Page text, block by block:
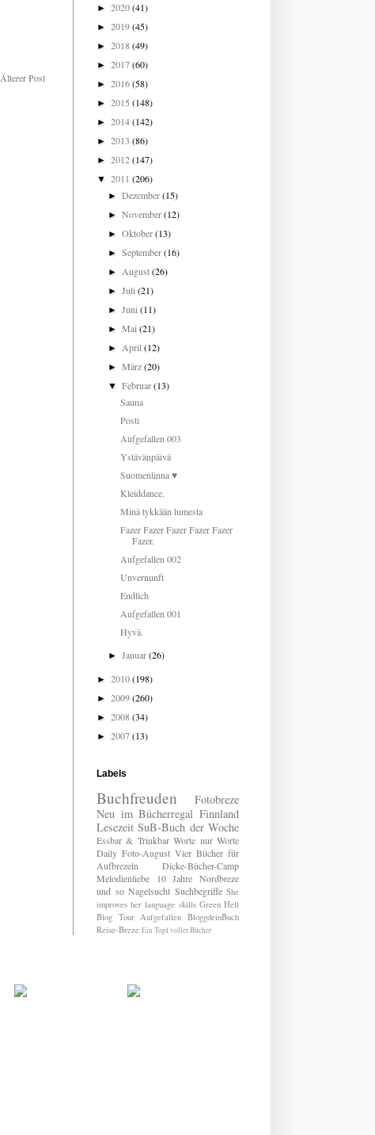
Älterer Post
► 2020(41)
► 2019(45)
► 2018(49)
► 2017(60)
► 2016(58)
► 2015 (148)
► 2014(142)
► 2013 (86)
► 2012(147)
▼ 2011 (206)
►Dezember(15)
►November(12)
►Oktober(13)
►September(16)
►August(26)
►Juli(21)
►Juni(11)
►Mai(21)
►April(12)
►März(20)
▼Februar(13)
Sauna
Posti
Aufgefallen 003
Ystävänpäivä
Suomenlinna ♥
Kleiddance.
Minä tykkään lumesta
Fazer Fazer Fazer Fazer Fazer
Fazer.
Aufgefallen 002
Unvernunft
Endlich
Aufgefallen 001
Hyvä.
►Januar(26)
► 2010(198)
► 2009(260)
► 2008(34)
► 2007(13)
Labels
Buchfreuden
Fotobreze
Neu im Bücherregal Finnland
Lesezeit SuB-Buch der Woche
Essbar & Trinkbar Worte nur Worte
Daily Foto-August Vier Bücher für
Aufbrezeln
Dicke-Bücher-Camp
Melodienliebe
10 Jahre Nordbreze
und so Nagelsucht Suchbegriffe She
improves her language skills Green Hell
Blog Tour Aufgefallen BloggdeinBuch
Reise-Breze Ein Topf voller Bücher